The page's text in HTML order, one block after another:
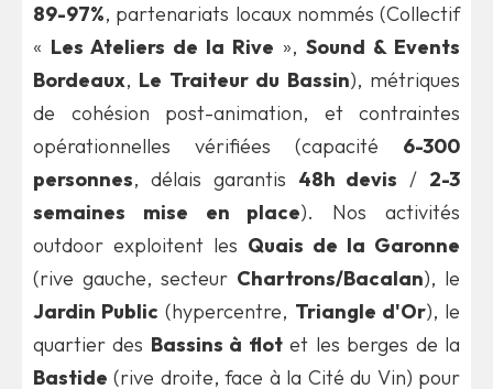
89-97%, partenariats locaux nommés (Collectif
« Les Ateliers de la Rive », Sound & Events
Bordeaux, Le Traiteur du Bassin), métriques
de cohésion post-animation, et contraintes
opérationnelles vérifiées (capacité 6-300
personnes, délais garantis 48h devis / 2-3
semaines mise en place). Nos activités
outdoor exploitent les Quais de la Garonne
(rive gauche, secteur Chartrons/Bacalan), le
Jardin Public (hypercentre, Triangle d'Or), le
quartier des Bassins à flotet les berges de la
Bastide (rive droite, face à la Cité du Vin) pour